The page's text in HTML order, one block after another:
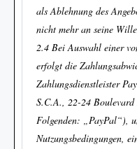
als Ablehnung des
nicht mehr an seine
2.4 Bei Auswahl einer
erfolgt die
Zahlungsdienstleister
S.C.A., 22-24
Folgenden: „PayPal“),
Nutzungsbedingungen,